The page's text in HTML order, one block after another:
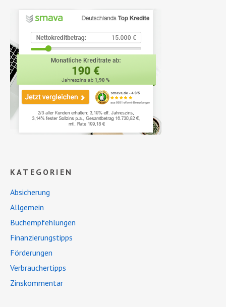
KATEGORIEN
Absicherung
Allgemein
Buchempfehlungen
Finanzierungstipps
Förderungen
Verbrauchertipps
Zinskommentar